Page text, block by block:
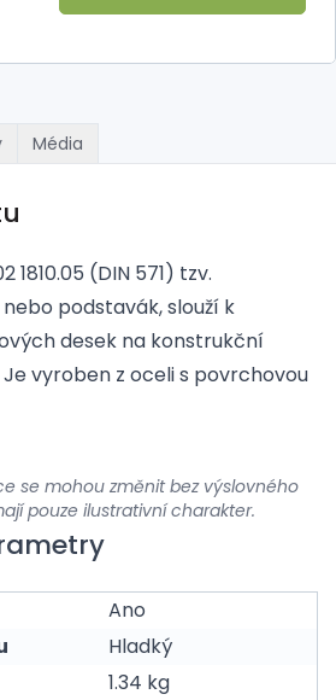
Média
1810.05 (DIN 571) tzv.
podstavák, slouží k
desek na konstrukční
vyroben z oceli s povrchovou
se mohou změnit bez výslovného
pouze ilustrativní charakter.
Ano
Hladký
1.34 kg